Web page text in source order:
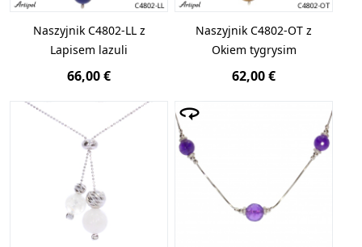
Naszyjnik C4802-LL z
Lapisem lazuli
66,00 €
Naszyjnik C4802-OT z
Okiem tygrysim
62,00 €